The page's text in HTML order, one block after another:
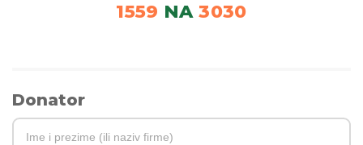
1559 NA 3030
Donator